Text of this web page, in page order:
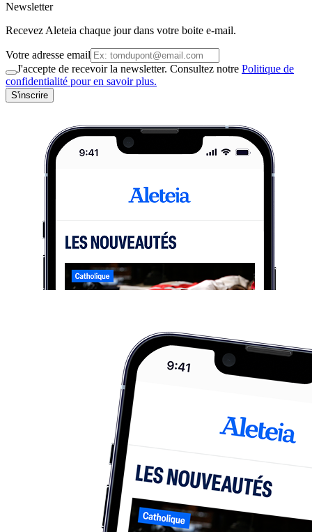
Newsletter
Recevez Aleteia chaque jour dans votre boite e-mail.
Votre adresse email
J'accepte de recevoir la newsletter. Consultez notre Politique de
confidentialité pour en savoir plus.
S'inscrire